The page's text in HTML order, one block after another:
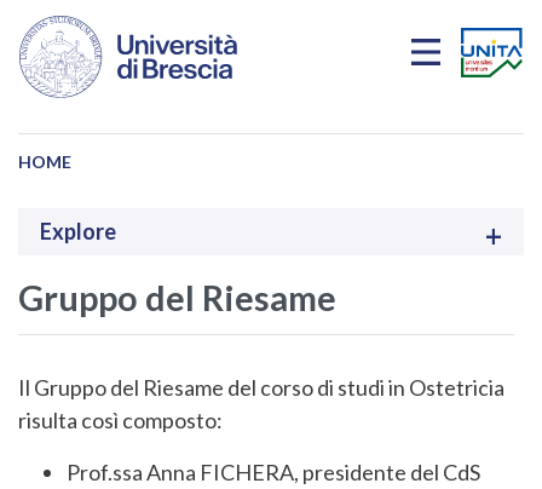
Salta al contenuto principale
HOME
Explore
Gruppo del Riesame
Il Gruppo del Riesame del corso di studi in Ostetricia
risulta così composto:
Prof.ssa Anna FICHERA, presidente del CdS